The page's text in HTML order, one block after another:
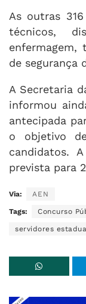
As outras
técnicos,
de segurança
A Secretaria
informou
antecipada
o objetivo
candidatos.
prevista para
Via: AEN
Tags: Concurso
servidores